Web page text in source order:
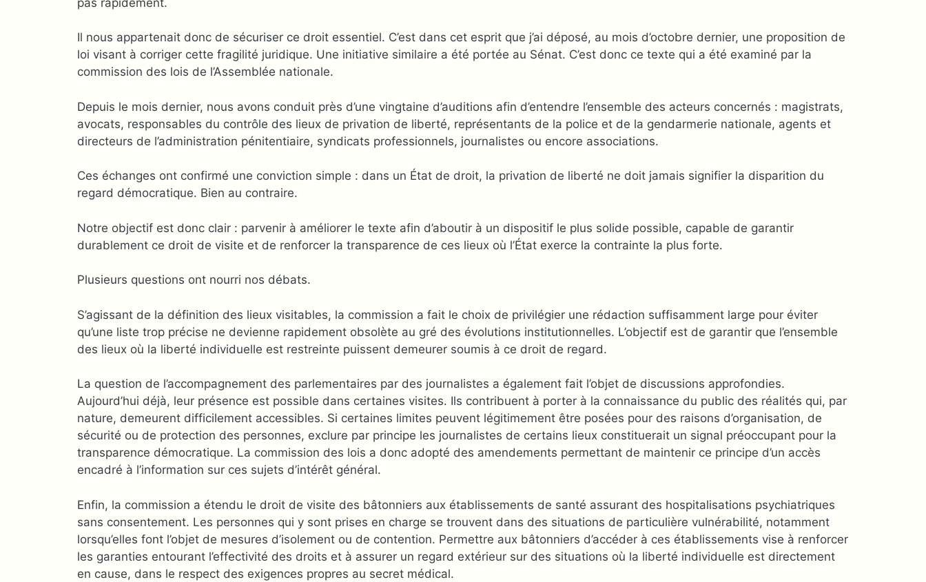
Il nous appartenait donc de sécuriser ce droit essentiel. C’est dans cet esprit que j’ai déposé, au mois d’octobre dernier, une proposition de
loi visant à corriger cette fragilité juridique. Une initiative similaire a été portée au Sénat. C’est donc ce texte qui a été examiné par la
commission des lois de l’Assemblée nationale.
Depuis le mois dernier, nous avons conduit près d’une vingtaine d’auditions afin d’entendre l’ensemble des acteurs concernés : magistrats,
avocats, responsables du contrôle des lieux de privation de liberté, représentants de la police et de la gendarmerie nationale, agents et
directeurs de l’administration pénitentiaire, syndicats professionnels, journalistes ou encore associations.
Ces échanges ont confirmé une conviction simple : dans un État de droit, la privation de liberté ne doit jamais signifier la disparition du
regard démocratique. Bien au contraire.
Notre objectif est donc clair : parvenir à améliorer le texte afin d’aboutir à un dispositif le plus solide possible, capable de garantir
durablement ce droit de visite et de renforcer la transparence de ces lieux où l’État exerce la contrainte la plus forte.
Plusieurs questions ont nourri nos débats.
S’agissant de la définition des lieux visitables, la commission a fait le choix de privilégier une rédaction suffisamment large pour éviter
qu’une liste trop précise ne devienne rapidement obsolète au gré des évolutions institutionnelles. L’objectif est de garantir que l’ensemble
des lieux où la liberté individuelle est restreinte puissent demeurer soumis à ce droit de regard.
La question de l’accompagnement des parlementaires par des journalistes a également fait l’objet de discussions approfondies.
Aujourd’hui déjà, leur présence est possible dans certaines visites. Ils contribuent à porter à la connaissance du public des réalités qui, par
nature, demeurent difficilement accessibles. Si certaines limites peuvent légitimement être posées pour des raisons d’organisation, de
sécurité ou de protection des personnes, exclure par principe les journalistes de certains lieux constituerait un signal préoccupant pour la
transparence démocratique. La commission des lois a donc adopté des amendements permettant de maintenir ce principe d’un accès
encadré à l’information sur ces sujets d’intérêt général.
Enfin, la commission a étendu le droit de visite des bâtonniers aux établissements de santé assurant des hospitalisations psychiatriques
sans consentement. Les personnes qui y sont prises en charge se trouvent dans des situations de particulière vulnérabilité, notamment
lorsqu’elles font l’objet de mesures d’isolement ou de contention. Permettre aux bâtonniers d’accéder à ces établissements vise à renforcer
les garanties entourant l’effectivité des droits et à assurer un regard extérieur sur des situations où la liberté individuelle est directement
en cause, dans le respect des exigences propres au secret médical.